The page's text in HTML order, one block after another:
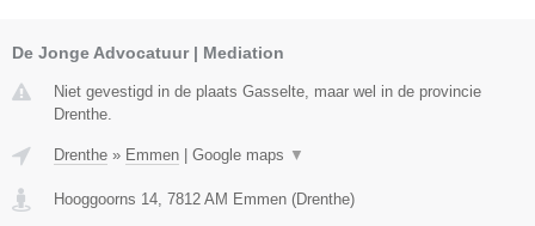
De Jonge Advocatuur | Mediation
Niet gevestigd in de plaats Gasselte, maar wel in de provincie
Drenthe.
Drenthe » Emmen Google maps ▼
Hooggoorns 14, 7812 AM Emmen (Drenthe)